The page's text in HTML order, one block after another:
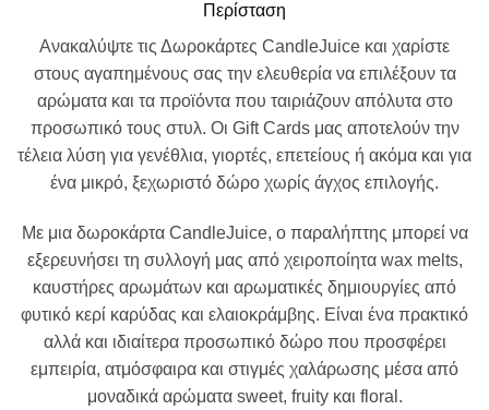
Περίσταση
Ανακαλύψτε τις Δωροκάρτες CandleJuice και χαρίστε
στους αγαπημένους σας την ελευθερία να επιλέξουν τα
αρώματα και τα προϊόντα που ταιριάζουν απόλυτα στο
προσωπικό τους στυλ. Οι Gift Cards μας αποτελούν την
τέλεια λύση για γενέθλια, γιορτές, επετείους ή ακόμα και για
ένα μικρό, ξεχωριστό δώρο χωρίς άγχος επιλογής.
Με μια δωροκάρτα CandleJuice, ο παραλήπτης μπορεί να
εξερευνήσει τη συλλογή μας από χειροποίητα wax melts,
καυστήρες αρωμάτων και αρωματικές δημιουργίες από
φυτικό κερί καρύδας και ελαιοκράμβης. Είναι ένα πρακτικό
αλλά και ιδιαίτερα προσωπικό δώρο που προσφέρει
εμπειρία, ατμόσφαιρα και στιγμές χαλάρωσης μέσα από
μοναδικά αρώματα sweet, fruity και floral.